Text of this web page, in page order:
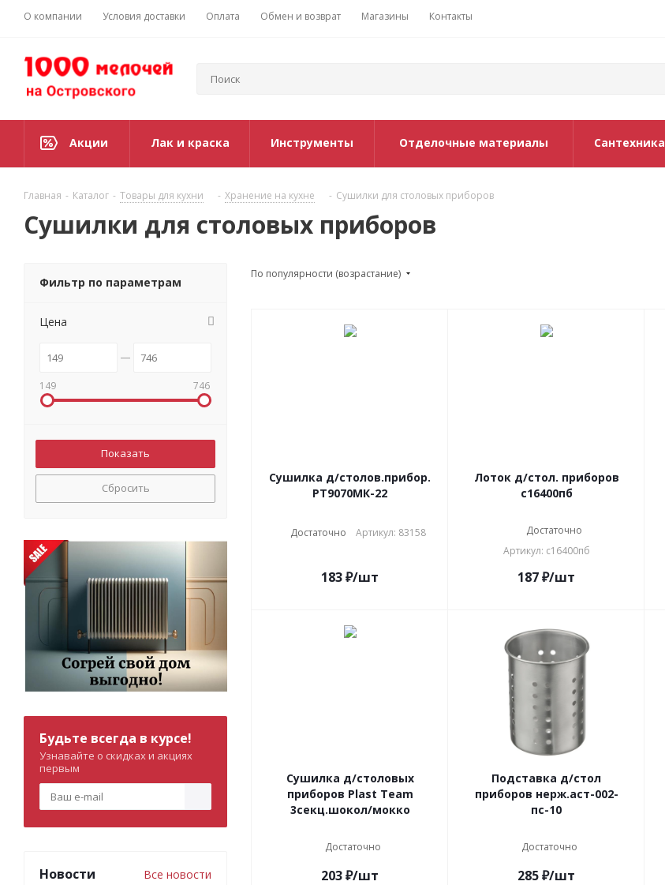
О компании Условия доставки Оплата Обмен и возврат Магазины Контакты
Акции Лак и краска Инструменты Отделочные материалы Сантехника
Главная - Каталог - Товары для кухни - Хранение на кухне - Сушилки для столовых приборов
Сушилки для столовых приборов
По популярности (возрастание)
Сушилка д/столов.прибор.
РТ9070МК-22
Достаточно Артикул: 83158
183₽/шт
Лоток д/стол. приборов
с16400пб
Достаточно
Артикул: с16400пб
187₽/шт
Сушилка д/столовых
приборов Plast Team
3секц.шокол/мокко
Достаточно
203₽/шт
Подставка д/стол
приборов нерж.аст-002-
пс-10
Достаточно
285₽/шт
Фильтр по параметрам
Цена
149 746
Сбросить
Будьте всегда в курсе!
Узнавайте о скидках и акциях
первым
Новости Все новости